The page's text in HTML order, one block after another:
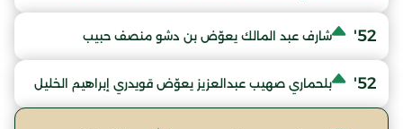
52' شارف عبد المالك يعوّض بن دشو منصف حبيب
52' بلحماري صهيب عبدالعزيز يعوّض قويدري إبراهيم الخليل